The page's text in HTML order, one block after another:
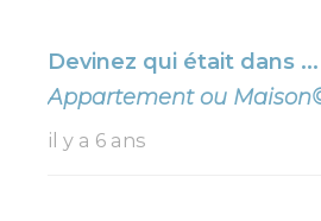
Devinez qui était dans ...
Appartement ou
il y a 6 ans